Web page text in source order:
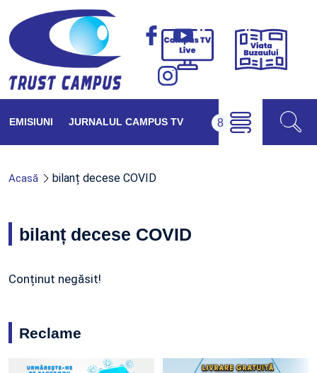
Campus
Viața
EMISIUNI JURNALUL CAMPUS TV
Acasă bilanț decese COVID
bilanț decese COVID
Conținut negăsit!
Reclame